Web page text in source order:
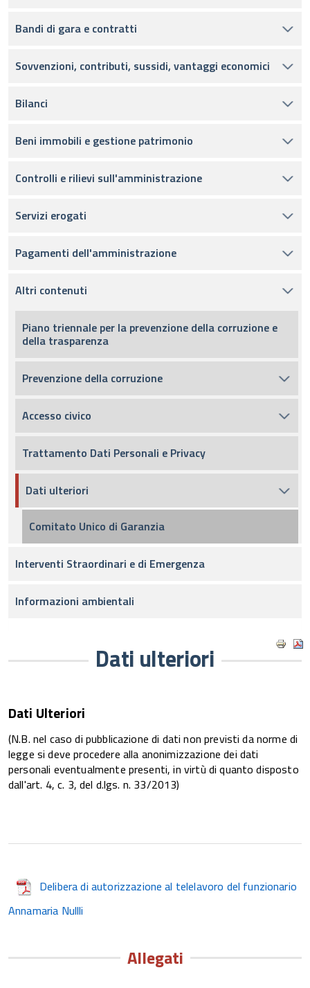
Bandi di gara e contratti
Sovvenzioni, contributi, sussidi, vantaggi economici
Bilanci
Beni immobili e gestione patrimonio
Controlli e rilievi sull'amministrazione
Servizi erogati
Pagamenti dell'amministrazione
Altri contenuti
Piano triennale per la prevenzione della corruzione e
della trasparenza
Prevenzione della corruzione
Accesso civico
Trattamento Dati Personali e Privacy
Dati ulteriori
Comitato Unico di Garanzia
Interventi Straordinari e di Emergenza
Informazioni ambientali
Dati ulteriori
Dati Ulteriori
(N.B. nel caso di pubblicazione di dati non previsti da norme di
legge si deve procedere alla anonimizzazione dei dati
personali eventualmente presenti, in virtù di quanto disposto
dall'art. 4, c. 3, del d.lgs. n. 33/2013)
Delibera di autorizzazione al telelavoro del funzionario
Annamaria Nullli
Allegati